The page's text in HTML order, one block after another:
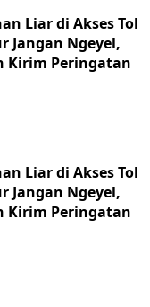
Liar di Akses Tol
Jangan Ngeyel,
Kirim Peringatan
Liar di Akses Tol
Jangan Ngeyel,
Kirim Peringatan